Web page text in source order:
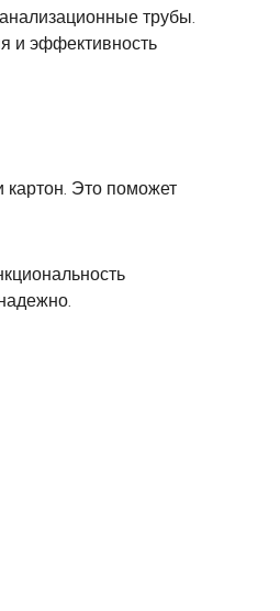
трубы.
и эффективность
картон. Это поможет